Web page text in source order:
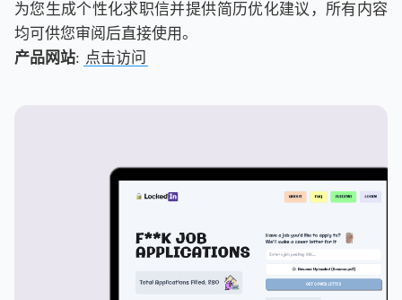
为您生成个性化求职信并提供简历优化建议，所有内容
均可供您审阅后直接使用。
产品网站: 点击访问